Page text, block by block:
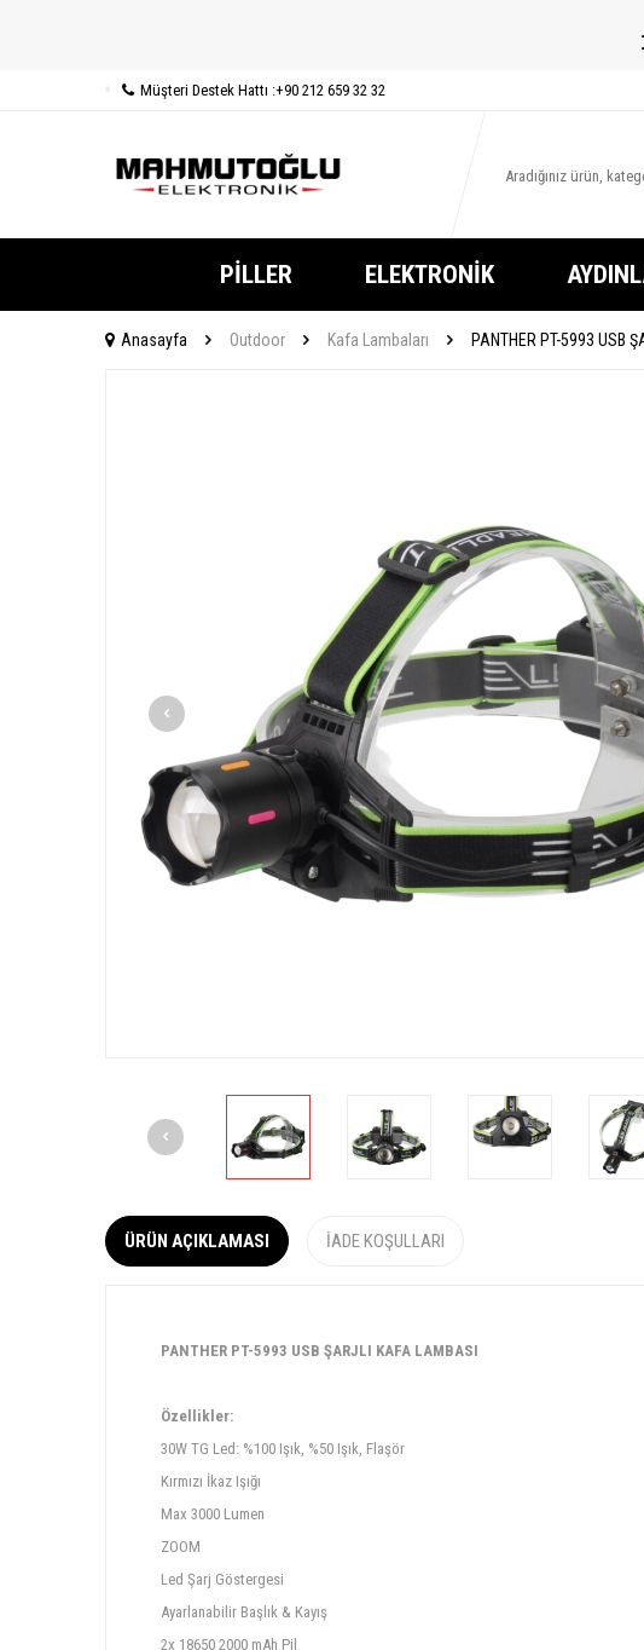
Müşteri Destek Hattı :+90 212 659 32 32
PILLER ELEKTRONIK
Anasayfa Outdoor Kafa Lambaları PANTHER PT-5993 USB
ÜRÜN AÇIKLAMASI İADE KOŞULLARI
PANTHER PT-5993 USB ŞARJLI KAFA LAMBASI
Özellikler:
30W TG Led: %100 Işık, %50 Işık, Flaşör
Kırmızı İkaz Işığı
Max 3000 Lumen
ZOOM
Led Şarj Göstergesi
Ayarlanabilir Başlık & Kayış
2x 18650 2000 mAh Pil